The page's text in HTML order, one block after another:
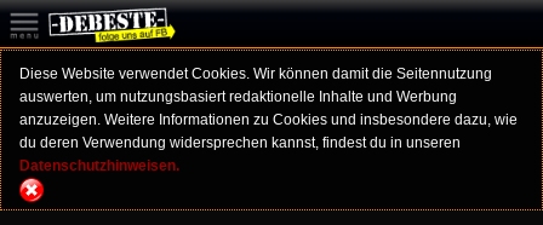
Diese Website verwendet Cookies. Wir können damit die Seitennutzung
auswerten, um nutzungsbasiert redaktionelle Inhalte und Werbung
anzuzeigen. Weitere Informationen zu Cookies und insbesondere dazu, wie
du deren Verwendung widersprechen kannst, findest du in unseren
Datenschutzhinweisen.